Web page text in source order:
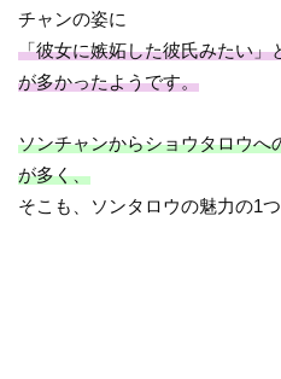
チャンの姿に
「彼女に嫉妬した彼氏みたい」
が多かったようです。
ソンチャンからショウタロウへ
が多く、
そこも、ソンタロウの魅力の1